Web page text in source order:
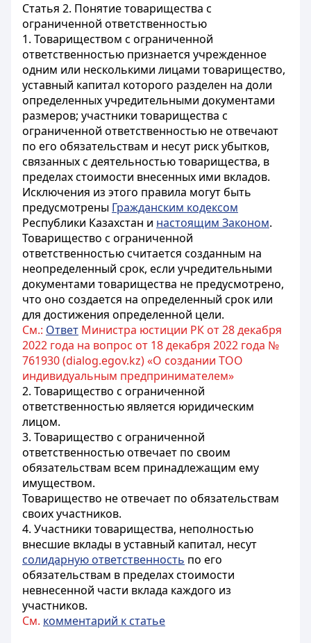
Статья 2. Понятие товарищества с
ограниченной ответственностью
1. Товариществом с ограниченной
ответственностью признается учрежденное
одним или несколькими лицами товарищество,
уставный капитал которого разделен на доли
определенных учредительными документами
размеров; участники товарищества с
ограниченной ответственностью не отвечают
по его обязательствам и несут риск убытков,
связанных с деятельностью товарищества, в
пределах стоимости внесенных ими вкладов.
Исключения из этого правила могут быть
предусмотрены Гражданским кодексом
Республики Казахстан и настоящим Законом.
Товарищество с ограниченной
ответственностью считается созданным на
неопределенный срок, если учредительными
документами товарищества не предусмотрено,
что оно создается на определенный срок или
для достижения определенной цели.
См.: Ответ Министра юстиции РК от 28 декабря
2022 года на вопрос от 18 декабря 2022 года №
761930 (dialog.egov.kz) «О создании ТОО
индивидуальным предпринимателем»
2. Товарищество с ограниченной
ответственностью является юридическим
лицом.
3. Товарищество с ограниченной
ответственностью отвечает по своим
обязательствам всем принадлежащим ему
имуществом.
Товарищество не отвечает по обязательствам
своих участников.
4. Участники товарищества, неполностью
внесшие вклады в уставный капитал, несут
солидарную ответственность по его
обязательствам в пределах стоимости
невнесенной части вклада каждого из
участников.
См. комментарий к статье